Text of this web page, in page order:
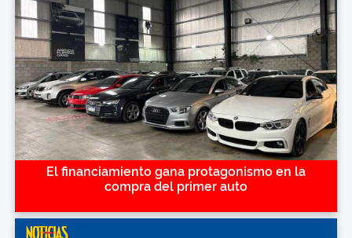
El financiamiento gana protagonismo en la
compra del primer auto